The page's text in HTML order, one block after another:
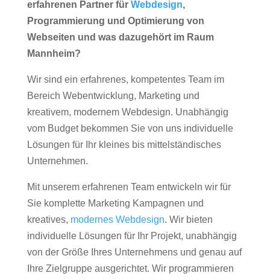
erfahrenen Partner für Webdesign,
Programmierung und Optimierung von
Webseiten und was dazugehört im Raum
Mannheim?
Wir sind ein erfahrenes, kompetentes Team im
Bereich Webentwicklung, Marketing und
kreativem, modernem Webdesign. Unabhängig
vom Budget bekommen Sie von uns individuelle
Lösungen für Ihr kleines bis mittelständisches
Unternehmen.
Mit unserem erfahrenen Team entwickeln wir für
Sie komplette Marketing Kampagnen und
kreatives, modernes Webdesign. Wir bieten
individuelle Lösungen für Ihr Projekt, unabhängig
von der Größe Ihres Unternehmens und genau auf
Ihre Zielgruppe ausgerichtet. Wir programmieren